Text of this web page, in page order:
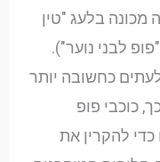
מכונה בלעג "טין
כחשובה יותר
כוכבי פופ
להקרין את